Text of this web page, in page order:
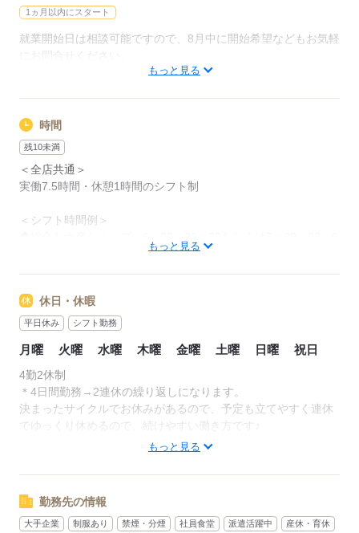
1ヵ月以内にスタート
就業開始日は相談可能ですので、8月中に開始希望などもお気軽
にお問合せください。
応募する
もっと見る
時間
残10未満
＜全店共通＞
実働7.5時間・休憩1時間のシフト制
＜シフト時間例＞
0の間でのシフト制（店舗による）
＊配属店舗によって営業時間が異なる為、シフト時間帯は前後
＊勤務可能な時間帯をご相談ください（朝が間に合わない場合
は開始時間相談OK）
＊終業後に終電がない場合は、タクシーでの帰宅可（タクシー
代支給。エリアは要相談）
★国内線での販売スタッフも募集中★
国内線ターミナル内のお土産ショップや雑貨店などで販売のお
シフト時間例）5：45～22：30の間で、実働7.5時間（休憩60
分）のシフト制
もっと見る
休日・休暇
平日休み シフト勤務
月曜 火曜 水曜 木曜 金曜 土曜 日曜 祝日
4勤2休制
＊4日間勤務→2連休の繰り返しになります。
決まったサイクルでお休みがあるので、予定も立てやすく連休
でゆっくり休めるので、続けやすい働き方です♪
もっと見る
勤務先の情報
大手企業 制服あり 禁煙・分煙 社員食堂 派遣活躍中
産休・育休